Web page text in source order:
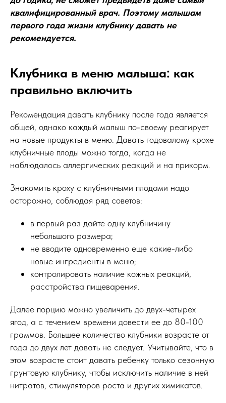
квалифицированный врач. Поэтому малышам
первого года жизни клубнику давать не
рекомендуется.
Клубника в меню малыша: как
правильно включить
Рекомендация давать клубнику после года является
общей, однако каждый малыш по-своему реагирует
на новые продукты в меню. Давать годовалому крохе
клубничные плоды можно тогда, когда не
наблюдалось аллергических реакций и на прикорм.
Знакомить кроху с клубничными плодами надо
осторожно, соблюдая ряд советов:
в первый раз дайте одну клубничину
небольшого размера;
не вводите одновременно еще какие-либо
новые ингредиенты в меню;
контролировать наличие кожных реакций,
расстройства пищеварения.
Далее порцию можно увеличить до двух-четырех
ягод, а с течением времени довести ее до 80-100
граммов. Большее количество клубники возрасте от
года до двух лет давать не следует. Учитывайте, что в
этом возрасте стоит давать ребенку только сезонную
грунтовую клубнику, чтобы исключить наличие в ней
нитратов, стимуляторов роста и других химикатов.